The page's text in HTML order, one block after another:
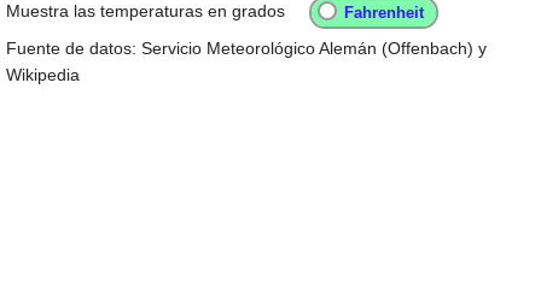
Muestra las temperaturas en grados
Fuente de datos: Servicio Meteorológico Alemán (Offenbach) y
Wikipedia